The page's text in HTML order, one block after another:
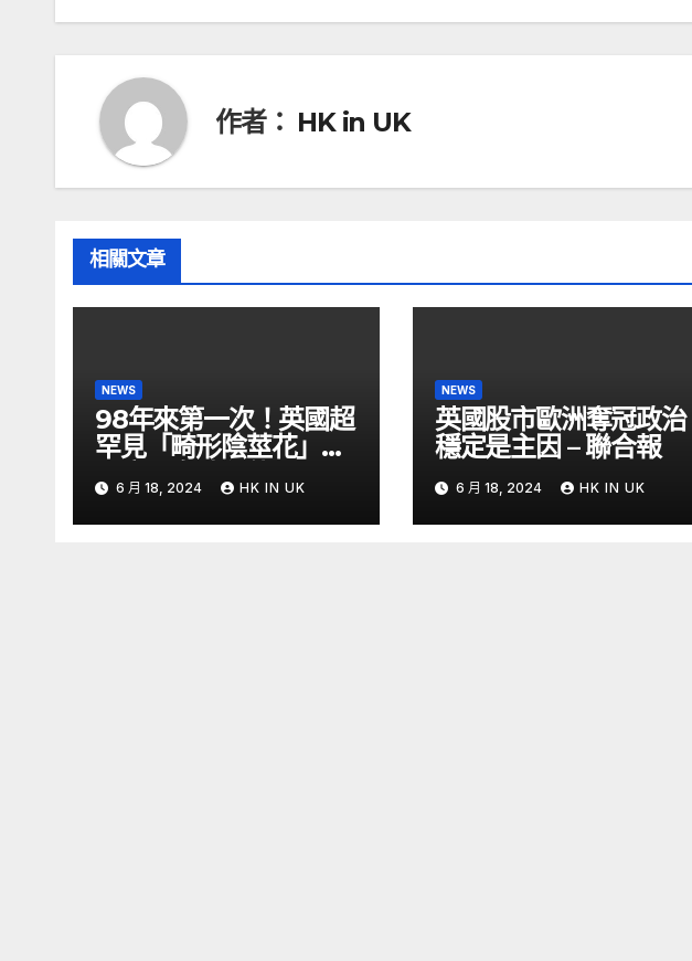
導
覽
作者： HK in UK
相關文章
NEWS
98年來第一次！英國超
罕見「畸形陰莖花」開
了腐屍臭味狂傳 –
ETtoday
6 月 18, 2024 HK IN UK
NEWS
英國股市歐洲奪冠政治
穩定是主因 – 聯合報
6 月 18, 2024 HK IN UK